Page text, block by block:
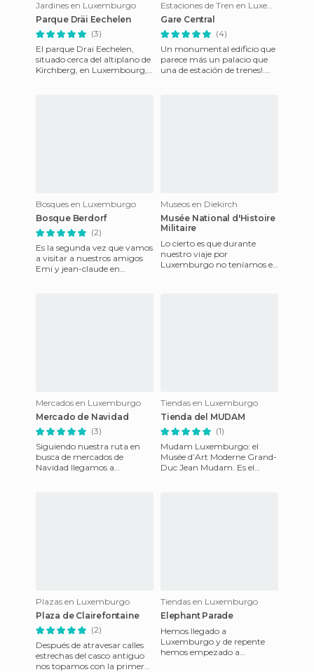
Jardines en Luxemburgo
Parque Dräi Eechelen
(3)
El parque Drai Eechelen,
situado cerca del altiplano de
Kirchberg, en Luxembourg,
Estaciones de Tren en Luxemburgo
Gare Central
(4)
Un monumental edificio que
parece más un palacio que
una de estación de trenes!.
Bosques en Luxemburgo
Bosque Berdorf
(2)
Es la segunda vez que vamos
a visitar a nuestros amigos
Emi y jean-claude en
Museos en Diekirch
Musée National d'Histoire
Militaire
Lo cierto es que durante
nuestro viaje por
Luxemburgo no teníamos en
Mercados en Luxemburgo
Mercado de Navidad
(3)
Siguiendo nuestra ruta en
busca de mercados de
Navidad llegamos a
Tiendas en Luxemburgo
Tienda del MUDAM
(1)
Mudam Luxemburgo: el
Musée d’Art Moderne Grand-
Duc Jean Mudam. Es el
Plazas en Luxemburgo
Plaza de Clairefontaine
(2)
Después de atravesar calles
estrechas del casco antiguo
nos topamos con la primera
Tiendas en Luxemburgo
Elephant Parade
Hemos llegado a
Luxemburgo y de repente
hemos empezado a